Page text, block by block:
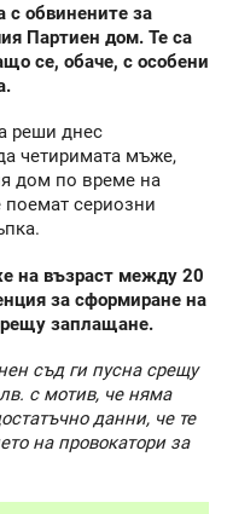
с обвинените за
Партиен дом. Те са
се, обаче, с особени
реши днес
четиримата мъже,
дом по време на
поемат сериозни
на възраст между 20
за сформиране на
заплащане.
съд ги пусна срещу
с мотив, че няма
данни, че те
на провокатори за